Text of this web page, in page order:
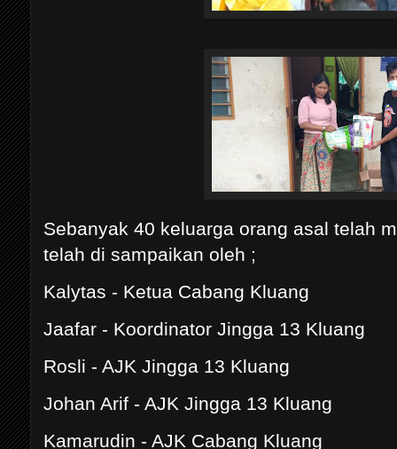
Sebanyak 40 keluarga orang asal telah
telah di sampaikan oleh ;
Kalytas - Ketua Cabang Kluang
Jaafar - Koordinator Jingga 13 Kluang
Rosli - AJK Jingga 13 Kluang
Johan Arif - AJK Jingga 13 Kluang
Kamarudin - AJK Cabang Kluang